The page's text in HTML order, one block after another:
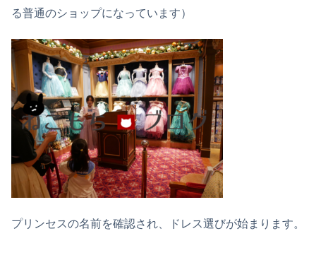
る普通のショップになっています）
プリンセスの名前を確認され、ドレス選びが始まります。